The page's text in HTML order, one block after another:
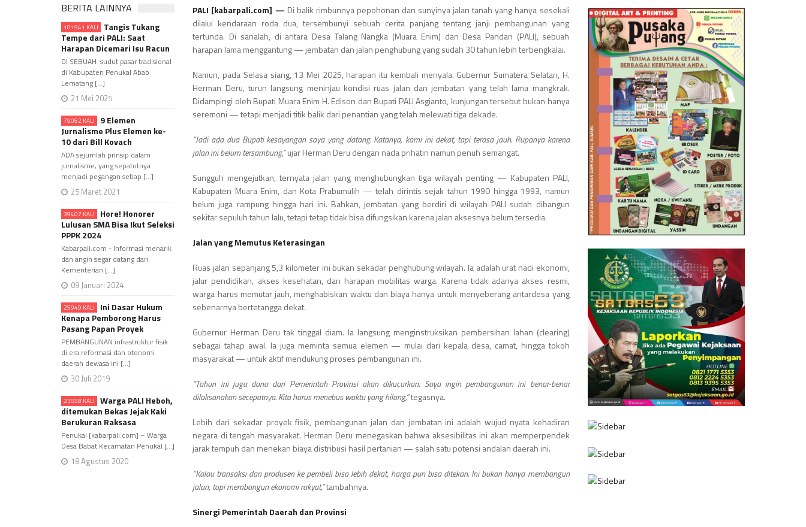
BERITA LAINNYA
101941 KALI
Tangis Tukang
Tempe dari PALI: Saat
Harapan Dicemari Isu Racun
DI SEBUAH sudut pasar tradisional
di Kabupaten Penukal Abab
Lematang [...]
21 Mei 2025
79082 KALI
9 Elemen
Jurnalisme Plus Elemen ke-
10 dari Bill Kovach
ADA sejumlah prinsip dalam
jurnalisme, yang sepatutnya
menjadi pegangan setiap [...]
25 Maret 2021
39407 KALI
Hore! Honorer
Lulusan SMA Bisa Ikut Seleksi
PPPK 2024
Kabarpali.com - Informasi menarik
dan angin segar datang dari
Kementerian [...]
09 Januari 2024
25949 KALI
Ini Dasar Hukum
Kenapa Pemborong Harus
Pasang Papan Proyek
PEMBANGUNAN infrastruktur fisik
di era reformasi dan otonomi
daerah dewasa ini [...]
30 Juli 2019
23558 KALI
Warga PALI Heboh,
ditemukan Bekas Jejak Kaki
Berukuran Raksasa
Penukal [kabarpali.com] – Warga
Desa Babat Kecamatan Penukal [...]
18 Agustus 2020
PALI [kabarpali.com] — Di balik rimbunnya pepohonan dan sunyinya jalan tanah yang hanya sesekali
dilalui kendaraan roda dua, tersembunyi sebuah cerita panjang tentang janji pembangunan yang
tertunda. Di sanalah, di antara Desa Talang Nangka (Muara Enim) dan Desa Pandan (PALI), sebuah
harapan lama menggantung — jembatan dan jalan penghubung yang sudah 30 tahun lebih terbengkalai.
Namun, pada Selasa siang, 13 Mei 2025, harapan itu kembali menyala. Gubernur Sumatera Selatan, H.
Herman Deru, turun langsung meninjau kondisi ruas jalan dan jembatan yang telah lama mangkrak.
Didampingi oleh Bupati Muara Enim H. Edison dan Bupati PALI Asgianto, kunjungan tersebut bukan hanya
seremoni — tetapi menjadi titik balik dari penantian yang telah melewati tiga dekade.
“Jadi ada dua Bupati kesayangan saya yang datang. Katanya, kami ini dekat, tapi terasa jauh. Rupanya karena
jalan ini belum tersambung,”ujar Herman Deru dengan nada prihatin namun penuh semangat.
Sungguh mengejutkan, ternyata jalan yang menghubungkan tiga wilayah penting — Kabupaten PALI,
Kabupaten Muara Enim, dan Kota Prabumulih — telah dirintis sejak tahun 1990 hingga 1993, namun
belum juga rampung hingga hari ini. Bahkan, jembatan yang berdiri di wilayah PALI sudah dibangun
sekitar sepuluh tahun lalu, tetapi tetap tidak bisa difungsikan karena jalan aksesnya belum tersedia.
Jalan yang Memutus Keterasingan
Ruas jalan sepanjang 5,3 kilometer ini bukan sekadar penghubung wilayah. Ia adalah urat nadi ekonomi,
jalur pendidikan, akses kesehatan, dan harapan mobilitas warga. Karena tidak adanya akses resmi,
warga harus memutar jauh, menghabiskan waktu dan biaya hanya untuk menyeberang antardesa yang
sebenarnya bertetangga dekat.
Gubernur Herman Deru tak tinggal diam. Ia langsung menginstruksikan pembersihan lahan (clearing)
sebagai tahap awal. Ia juga meminta semua elemen — mulai dari kepala desa, camat, hingga tokoh
masyarakat — untuk aktif mendukung proses pembangunan ini.
“Tahun ini juga dana dari Pemerintah Provinsi akan dikucurkan. Saya ingin pembangunan ini benar-benar
dilaksanakan secepatnya. Kita harus menebus waktu yang hilang,”tegasnya.
Lebih dari sekadar proyek fisik, pembangunan jalan dan jembatan ini adalah wujud nyata kehadiran
negara di tengah masyarakat. Herman Deru menegaskan bahwa aksesibilitas ini akan memperpendek
jarak tempuh dan menekan biaya distribusi hasil pertanian — salah satu potensi andalan daerah ini.
“Kalau transaksi dari produsen ke pembeli bisa lebih dekat, harga pun bisa ditekan. Ini bukan hanya membangun
jalan, tapi membangun ekonomi rakyat,”tambahnya.
Sinergi Pemerintah Daerah dan Provinsi